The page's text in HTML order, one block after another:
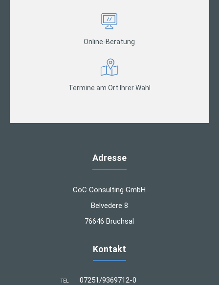
Online-Beratung
Termine am Ort Ihrer Wahl
Adresse
CoC Consulting GmbH
Belvedere 8
76646 Bruchsal
Kontakt
TEL 07251/9369712-0